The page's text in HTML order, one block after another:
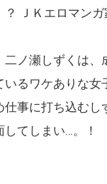
ＪＫエロマン
二ノ瀬しずくは、
るワケありな女
事に打ち込むし
てしまい…。！